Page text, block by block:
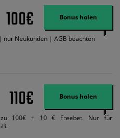
Zeitlimits und Ausnahmen. Der Bonus-
Anmeldung benutzt werden, jedoch
Weise.
100€ Bonus holen
nur Neukunden | AGB beachten
110€ Bonus holen
zu 100€ + 10 € Freebet. Nur für